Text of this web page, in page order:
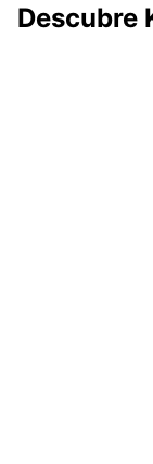
Descubre